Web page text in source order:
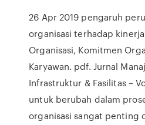
26 Apr 2019 pengaruh
organisasi terhadap
Organisasi, Komitmen
Karyawan. pdf. Jurnal
Infrastruktur & Fasilitas –
untuk berubah dalam
organisasi sangat penting